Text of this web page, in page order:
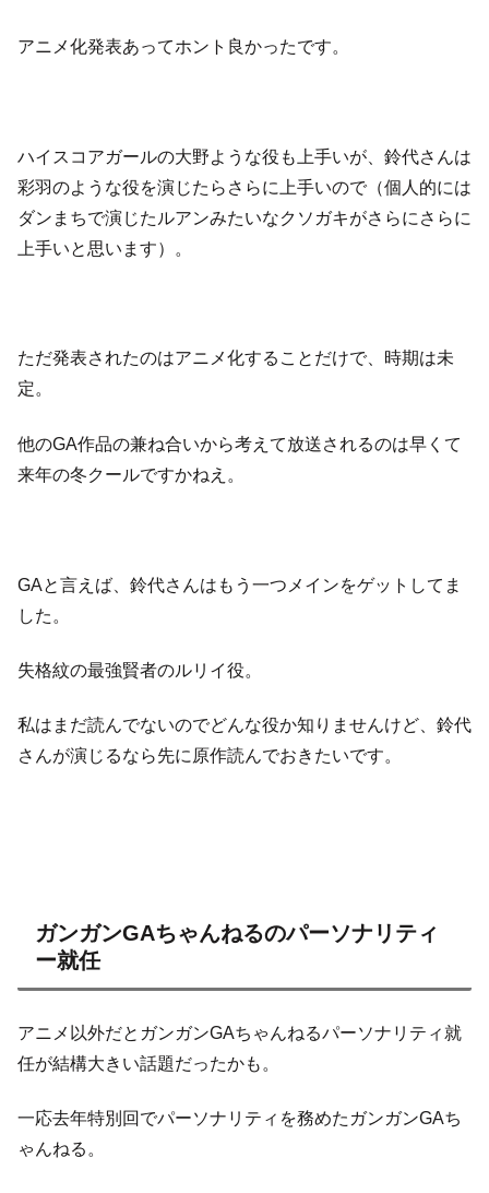
アニメ化発表あってホント良かったです。
ハイスコアガールの大野ような役も上手いが、鈴代さんは
彩羽のような役を演じたらさらに上手いので（個人的には
ダンまちで演じたルアンみたいなクソガキがさらにさらに
上手いと思います）。
ただ発表されたのはアニメ化することだけで、時期は未
定。
他のGA作品の兼ね合いから考えて放送されるのは早くて
来年の冬クールですかねえ。
GAと言えば、鈴代さんはもう一つメインをゲットしてま
した。
失格紋の最強賢者のルリイ役。
私はまだ読んでないのでどんな役か知りませんけど、鈴代
さんが演じるなら先に原作読んでおきたいです。
ガンガンGAちゃんねるのパーソナリティ
ー就任
アニメ以外だとガンガンGAちゃんねるパーソナリティ就
任が結構大きい話題だったかも。
一応去年特別回でパーソナリティを務めたガンガンGAち
ゃんねる。